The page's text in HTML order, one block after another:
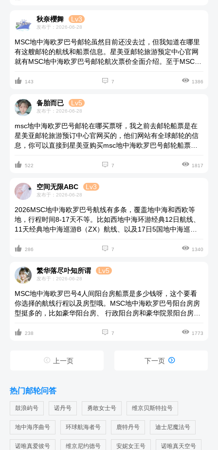
更多详细的邮轮信息，注意事项你可以到星美亚邮轮旅游平台
查询，咨询。
秋奈櫻舞 Lv3
发布于：2026-06-28
MSC地中海欧罗巴号邮轮虽然目前还没去过，但我知道在哪里
有这艘邮轮的航线和船票信息。星美亚邮轮旅游预定中心官网
就有MSC地中海欧罗巴号邮轮航次票价全面介绍。至于MSC地
服哦，他们会根据你的出行计划和预算推荐适合的行程，协助
能收到电子船票，快捷又省心。
 143  7  1386
备胎而已 Lv5
发布于：2026-06-28
msc地中海欧罗巴号邮轮在哪买票呀，我之前去邮轮船票是在
星美亚邮轮旅游预订中心官网买的，他们网站有全球邮轮的信
息，你可以直接到星美亚购买msc地中海欧罗巴号邮轮船票，
一般是分为内舱/海景/阳台房和套房四类，可根据自己的预算喜
密性好，能随时看海，纵向海上休闲时光。
 522  7  1817
空间无限ABC Lv3
发布于：2026-06-28
2026MSC地中海欧罗巴号航线有多条，覆盖地中海和西欧等
地，行程时间8-17天不等。比如西地中海环游经典12日航线、
11天经典地中海巡游B（ZX）航线、以及17日5国地中海巡游
晚西地中海航线（热那亚出发）。你可以去星美亚邮轮旅游预
专做邮轮旅游近20年了，服务热情专业细致，船票价格也是比
较优惠的，还会协助规划行程等。
 286  7  1340
繁华落尽卟知所谓 Lv5
发布于：2026-06-28
MSC地中海欧罗巴号4人间阳台房船票是多少钱呀，这个要看
你选择的航线行程以及房型哦。MSC地中海欧罗巴号阳台房房
型挺多的，比如豪华阳台房、 行政阳台房和豪华院景阳台房
是人均3w＋。房间里面的床是舒适的双人床，可转换成两张单
明，还能享受专属优惠以及查看实时舱位等信息。 另外MSC地
基础主食
 238  7  1773
 上一页 下一页 
热门邮轮问答
鼓浪屿号 诺丹号 勇敢女士号 维京贝斯特拉号
地中海序曲号 环球航海者号 鹿特丹号 迪士尼魔法号
诺唯真爱彼号 维京尼约德号 安妮女王号 诺唯真天空号